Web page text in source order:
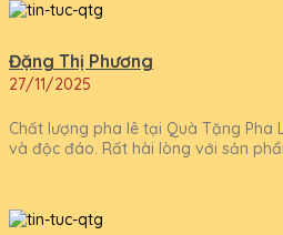
Đặng Thị Phương
27/11/2025
Chất lượng pha lê tại Quà Tặng Pha
và độc đáo. Rất hài lòng với sản